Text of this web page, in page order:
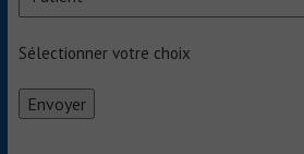
Sélectionner votre choix